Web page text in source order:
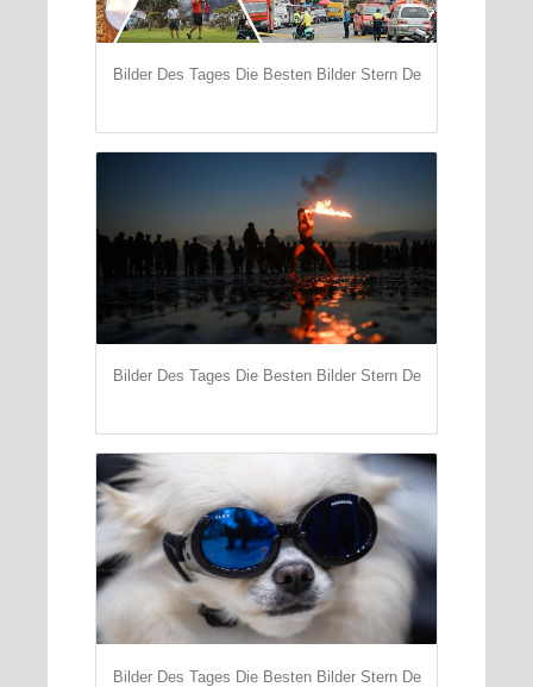
Bilder Des Tages Die Besten Bilder Stern De
Bilder Des Tages Die Besten Bilder Stern De
Bilder Des Tages Die Besten Bilder Stern De